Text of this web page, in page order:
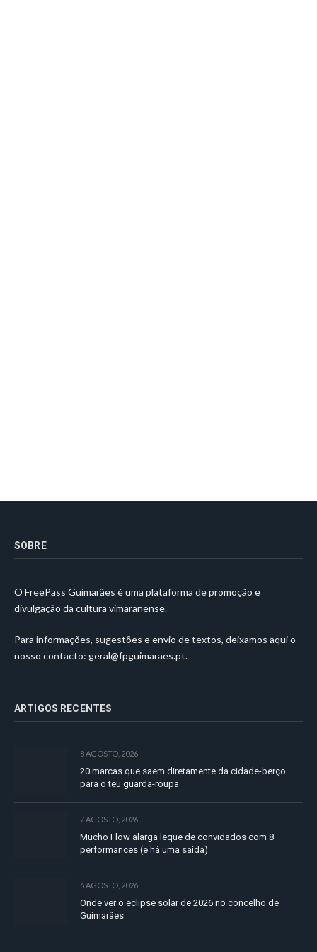
SOBRE
O FreePass Guimarães é uma plataforma de promoção e
divulgação da cultura vimaranense.
Para informações, sugestões e envio de textos, deixamos aqui o
nosso contacto: geral@fpguimaraes.pt.
ARTIGOS RECENTES
8 AGOSTO, 2026
20 marcas que saem diretamente da cidade-berço
para o teu guarda-roupa
7 AGOSTO, 2026
Mucho Flow alarga leque de convidados com 8
performances (e há uma saída)
6 AGOSTO, 2026
Onde ver o eclipse solar de 2026 no concelho de
Guimarães